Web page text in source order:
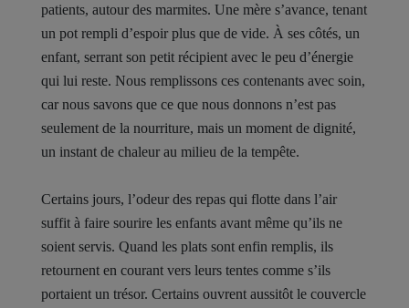
patients, autour des marmites. Une mère s’avance, tenant
un pot rempli d’espoir plus que de vide. À ses côtés, un
enfant, serrant son petit récipient avec le peu d’énergie
qui lui reste. Nous remplissons ces contenants avec soin,
car nous savons que ce que nous donnons n’est pas
seulement de la nourriture, mais un moment de dignité,
un instant de chaleur au milieu de la tempête.
Certains jours, l’odeur des repas qui flotte dans l’air
suffit à faire sourire les enfants avant même qu’ils ne
soient servis. Quand les plats sont enfin remplis, ils
retournent en courant vers leurs tentes comme s’ils
portaient un trésor. Certains ouvrent aussitôt le couvercle